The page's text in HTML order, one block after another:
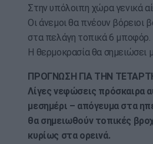
Στην υπόλοιπη χώρα γενικά
Οι άνεμοι θα πνέουν βόρειοι
στα πελάγη τοπικά 6 μποφόρ.
Η θερμοκρασία θα σημειώσει
ΠΡΟΓΝΩΣΗ ΓΙΑ ΤΗΝ
Λίγες νεφώσεις πρόσκαιρα
μεσημέρι – απόγευμα στα
θα σημειωθούν τοπικές
κυρίως στα ορεινά.